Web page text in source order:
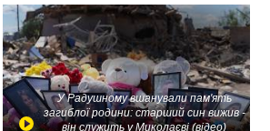
У Радушному вшанували пам'ять
загиблої родини: старший син вижив -
він служить у Миколаєві (відео)